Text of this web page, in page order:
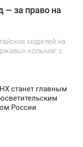
— за право на
моделей на
колымаг с
станет главным
России